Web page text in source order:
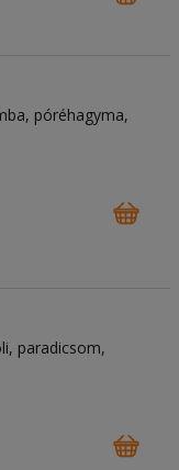
póréhagyma
paradicsom